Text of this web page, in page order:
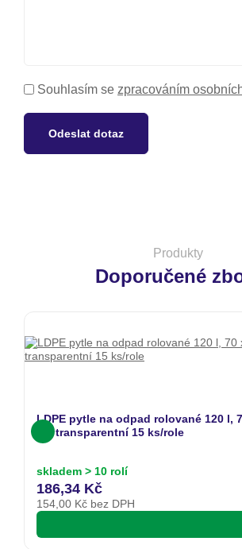
Souhlasím se zpracováním
Odeslat dotaz
Produkty
Doporučené
LDPE pytle na odpad rolované 120 l,
µm transparentní 15 ks/role
skladem > 10 rolí
186,34 Kč
154,00 Kč bez DPH